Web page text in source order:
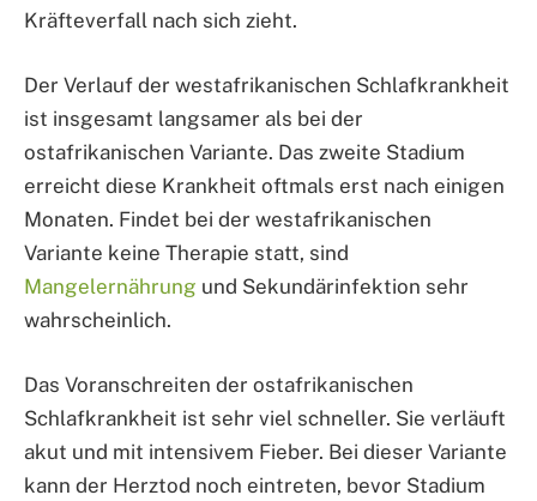
Kräfteverfall nach sich zieht.
Der Verlauf der westafrikanischen Schlafkrankheit
ist insgesamt langsamer als bei der
ostafrikanischen Variante. Das zweite Stadium
erreicht diese Krankheit oftmals erst nach einigen
Monaten. Findet bei der westafrikanischen
Variante keine Therapie statt, sind
Mangelernährung und Sekundärinfektion sehr
wahrscheinlich.
Das Voranschreiten der ostafrikanischen
Schlafkrankheit ist sehr viel schneller. Sie verläuft
akut und mit intensivem Fieber. Bei dieser Variante
kann der Herztod noch eintreten, bevor Stadium